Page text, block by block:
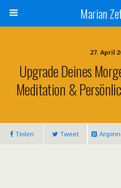
Marian
27. April
Upgrade Deines
Meditation &
Teilen Tweet